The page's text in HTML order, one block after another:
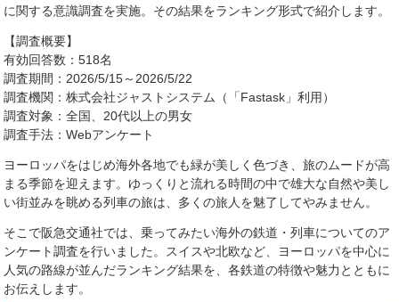
に関する意識調査を実施。その結果をランキング形式で紹介します。
【調査概要】
有効回答数：518名
調査期間：2026/5/15～2026/5/22
調査機関：株式会社ジャストシステム（「Fastask」利用）
調査対象：全国、20代以上の男女
調査手法：Webアンケート
ヨーロッパをはじめ海外各地でも緑が美しく色づき、旅のムードが高
まる季節を迎えます。ゆっくりと流れる時間の中で雄大な自然や美し
い街並みを眺める列車の旅は、多くの旅人を魅了してやみません。
そこで阪急交通社では、乗ってみたい海外の鉄道・列車についてのア
ンケート調査を行いました。スイスや北欧など、ヨーロッパを中心に
人気の路線が並んだランキング結果を、各鉄道の特徴や魅力とともに
お伝えします。